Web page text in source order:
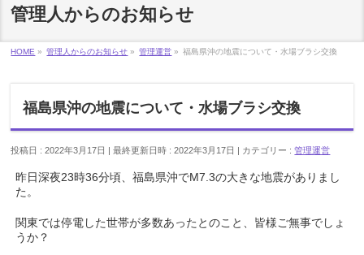
管理人からのお知らせ
HOME » 管理人からのお知らせ » 管理運営 » 福島県沖の地震について・水場ブラシ交換
福島県沖の地震について・水場ブラシ交換
投稿日 : 2022年3月17日 最終更新日時 : 2022年3月17日 カテゴリー :管理運営
昨日深夜23時36分頃、福島県沖でM7.3の大きな地震がありまし
た。
関東では停電した世帯が多数あったとのこと、皆様ご無事でしょ
うか？